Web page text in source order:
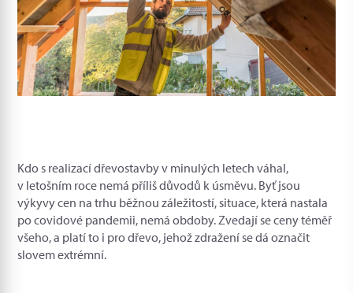
Kdo s realizací dřevostavby v minulých letech váhal,
v letošním roce nemá příliš důvodů k úsměvu. Byť jsou
výkyvy cen na trhu běžnou záležitostí, situace, která nastala
po covidové pandemii, nemá obdoby. Zvedají se ceny téměř
všeho, a platí to i pro dřevo, jehož zdražení se dá označit
slovem extrémní.